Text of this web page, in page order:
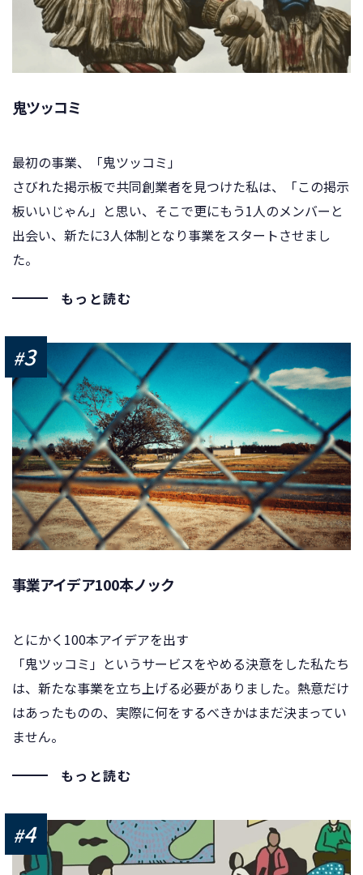
鬼ツッコミ
最初の事業、「鬼ツッコミ」
さびれた掲示板で共同創業者を見つけた私は、「この掲示
板いいじゃん」と思い、そこで更にもう1人のメンバーと
出会い、新たに3人体制となり事業をスタートさせまし
た。
もっと読む
#3
事業アイデア100本ノック
とにかく100本アイデアを出す
「鬼ツッコミ」というサービスをやめる決意をした私たち
は、新たな事業を立ち上げる必要がありました。熱意だけ
はあったものの、実際に何をするべきかはまだ決まってい
ません。
もっと読む
#4